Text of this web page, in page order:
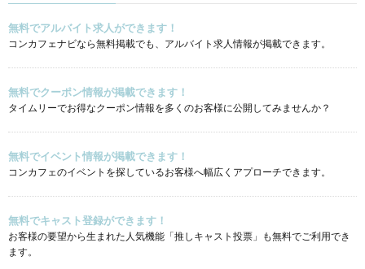
無料でアルバイト求人ができます！
コンカフェナビなら無料掲載でも、アルバイト求人情報が掲載できます。
無料でクーポン情報が掲載できます！
タイムリーでお得なクーポン情報を多くのお客様に公開してみませんか？
無料でイベント情報が掲載できます！
コンカフェのイベントを探しているお客様へ幅広くアプローチできます。
無料でキャスト登録ができます！
お客様の要望から生まれた人気機能「推しキャスト投票」も無料でご利用でき
ます。